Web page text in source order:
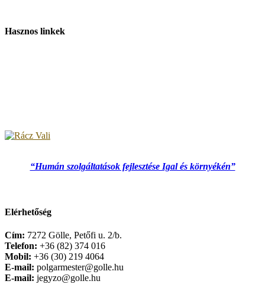
Hasznos linkek
“Humán szolgáltatások fejlesztése Igal és környékén”
Elérhetőség
Cím: 7272 Gölle, Petőfi u. 2/b.
Telefon: +36 (82) 374 016
Mobil: +36 (30) 219 4064
E-mail: polgarmester@golle.hu
E-mail: jegyzo@golle.hu